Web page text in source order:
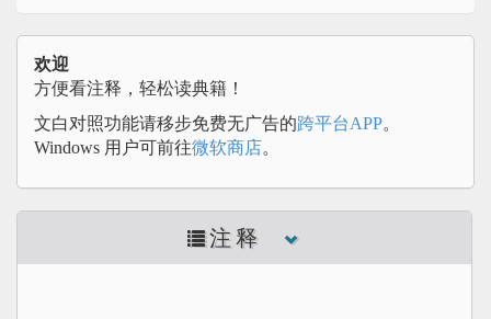
欢迎
方便看注释，轻松读典籍！
文白对照功能请移步免费无广告的跨平台APP。
Windows 用户可前往微软商店。
注释